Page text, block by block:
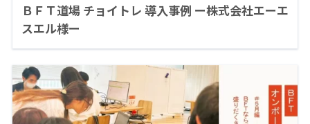
ＢＦＴ道場 チョイトレ 導入事例 ー株式会社エーエ
スエル様ー